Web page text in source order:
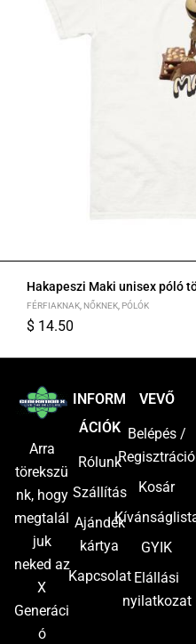
Hakapeszi Maki unisex póló
FÉRFIAKNAK NŐKNEK PÓLÓK
$ 14.50
Arra
törekszü
nk, hogy
megtalál
juk
neked az
X
Generáci
ó
INFORM
ÁCIÓK
Rólunk
Szállítás
Ajándék
kártya
Kapcsolat
VEVŐ
Belépés /
Regisztráció
Kosár
GYIK
Elállási
nyilatkozat